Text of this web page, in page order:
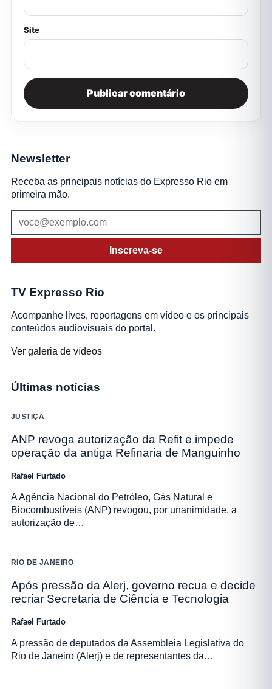
Site
Newsletter
Receba as principais notícias do Expresso Rio em
primeira mão.
Inscreva-se
TV Expresso Rio
Acompanhe lives, reportagens em vídeo e os principais
conteúdos audiovisuais do portal.
Ver galeria de vídeos
Últimas notícias
JUSTIÇA
ANP revoga autorização da Refit e impede
operação da antiga Refinaria de Manguinho
Rafael Furtado
A Agência Nacional do Petróleo, Gás Natural e
Biocombustíveis (ANP) revogou, por unanimidade, a
autorização de…
RIO DE JANEIRO
Após pressão da Alerj, governo recua e decide
recriar Secretaria de Ciência e Tecnologia
Rafael Furtado
A pressão de deputados da Assembleia Legislativa do
Rio de Janeiro (Alerj) e de representantes da…